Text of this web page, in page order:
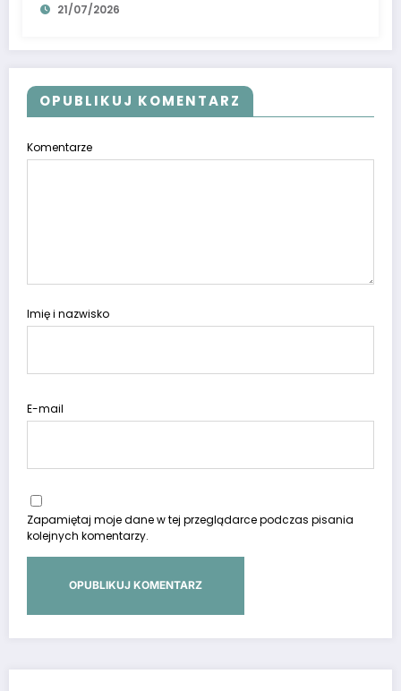
21/07/2026
OPUBLIKUJ KOMENTARZ
Komentarze
Imię i nazwisko
E-mail
Zapamiętaj moje dane w tej przeglądarce podczas pisania
kolejnych komentarzy.